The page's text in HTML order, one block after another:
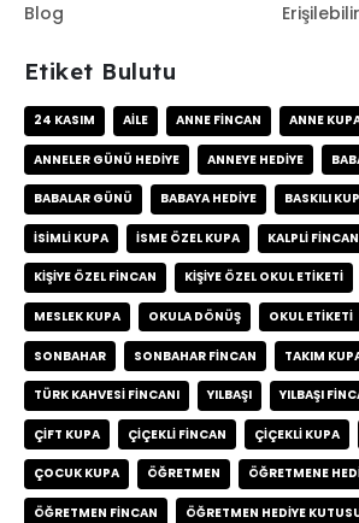
Blog
Etiket Bulutu
24 KASIM AILE ANNE FINCAN ANNE
ANNELER GÜNÜ HEDIYE ANNEYE HEDIYE
BABALAR GÜNÜ BABAYA HEDIYE BASKILI
ISIMLI KUPA ISME ÖZEL KUPA KALPLI FINCAN
KIŞIYE ÖZEL FINCAN KIŞIYE ÖZEL OKUL ETIKETI
MESLEK KUPA OKULA DÖNÜŞ OKUL ETIKETI
SONBAHAR SONBAHAR FINCAN TAKIM
TÜRK KAHVESI FINCANI YILBAŞI YILBAŞI
ÇIFT KUPA ÇIÇEKLI FINCAN ÇIÇEKLI KUPA
ÇOCUK KUPA ÖĞRETMEN ÖĞRETMENE
ÖĞRETMEN FINCAN ÖĞRETMEN HEDIYE